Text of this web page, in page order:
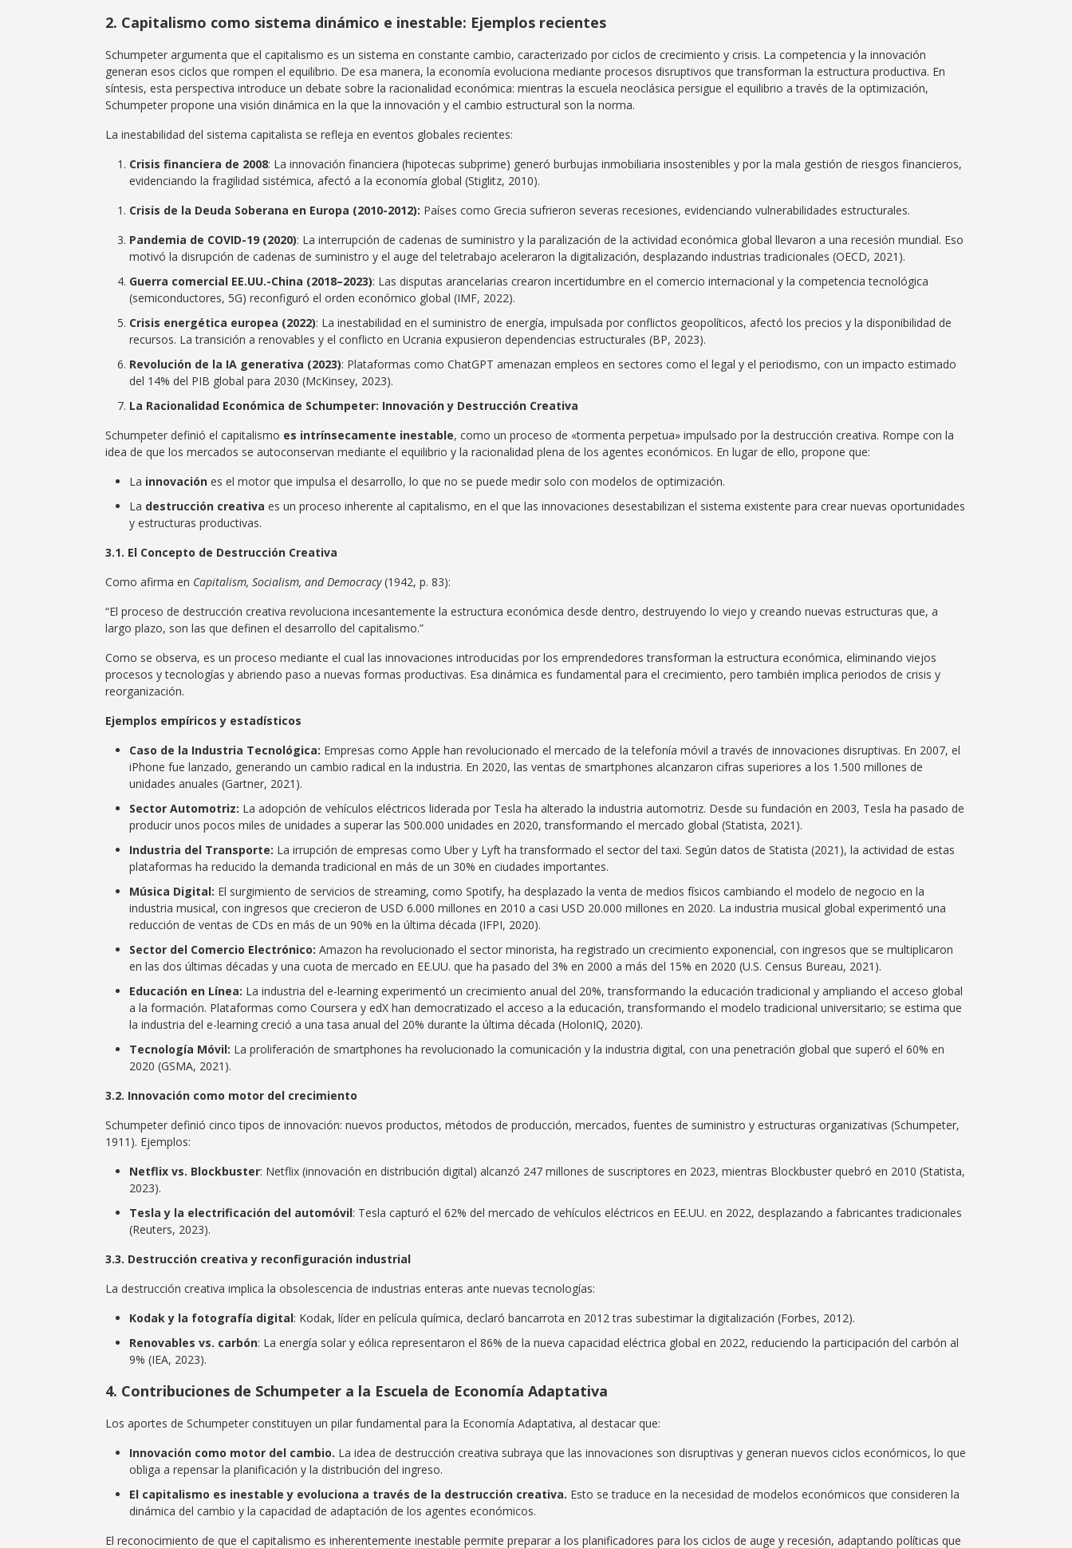
2. Capitalismo como sistema dinámico e inestable: Ejemplos recientes
Schumpeter argumenta que el capitalismo es un sistema en constante cambio, caracterizado por ciclos de crecimiento y crisis. La competencia y la innovación
generan esos ciclos que rompen el equilibrio. De esa manera, la economía evoluciona mediante procesos disruptivos que transforman la estructura productiva. En
síntesis, esta perspectiva introduce un debate sobre la racionalidad económica: mientras la escuela neoclásica persigue el equilibrio a través de la optimización,
Schumpeter propone una visión dinámica en la que la innovación y el cambio estructural son la norma.
La inestabilidad del sistema capitalista se refleja en eventos globales recientes:
Crisis financiera de 2008: La innovación financiera (hipotecas subprime) generó burbujas inmobiliaria insostenibles y por la mala gestión de riesgos financieros,
evidenciando la fragilidad sistémica, afectó a la economía global (Stiglitz, 2010).
Crisis de la Deuda Soberana en Europa (2010-2012): Países como Grecia sufrieron severas recesiones, evidenciando vulnerabilidades estructurales.
Pandemia de COVID-19 (2020): La interrupción de cadenas de suministro y la paralización de la actividad económica global llevaron a una recesión mundial. Eso
motivó la disrupción de cadenas de suministro y el auge del teletrabajo aceleraron la digitalización, desplazando industrias tradicionales (OECD, 2021).
Guerra comercial EE.UU.-China (2018–2023): Las disputas arancelarias crearon incertidumbre en el comercio internacional y la competencia tecnológica
(semiconductores, 5G) reconfiguró el orden económico global (IMF, 2022).
Crisis energética europea (2022): La inestabilidad en el suministro de energía, impulsada por conflictos geopolíticos, afectó los precios y la disponibilidad de
recursos. La transición a renovables y el conflicto en Ucrania expusieron dependencias estructurales (BP, 2023).
Revolución de la IA generativa (2023): Plataformas como ChatGPT amenazan empleos en sectores como el legal y el periodismo, con un impacto estimado
del 14% del PIB global para 2030 (McKinsey, 2023).
La Racionalidad Económica de Schumpeter: Innovación y Destrucción Creativa
Schumpeter definió el capitalismo es intrínsecamente inestable, como un proceso de «tormenta perpetua» impulsado por la destrucción creativa. Rompe con la
idea de que los mercados se autoconservan mediante el equilibrio y la racionalidad plena de los agentes económicos. En lugar de ello, propone que:
La innovación es el motor que impulsa el desarrollo, lo que no se puede medir solo con modelos de optimización.
La destrucción creativa es un proceso inherente al capitalismo, en el que las innovaciones desestabilizan el sistema existente para crear nuevas oportunidades
y estructuras productivas.
3.1. El Concepto de Destrucción Creativa
Como afirma en Capitalism, Socialism, and Democracy(1942, p. 83):
“El proceso de destrucción creativa revoluciona incesantemente la estructura económica desde dentro, destruyendo lo viejo y creando nuevas estructuras que, a
largo plazo, son las que definen el desarrollo del capitalismo.”
Como se observa, es un proceso mediante el cual las innovaciones introducidas por los emprendedores transforman la estructura económica, eliminando viejos
procesos y tecnologías y abriendo paso a nuevas formas productivas. Esa dinámica es fundamental para el crecimiento, pero también implica periodos de crisis y
reorganización.
Ejemplos empíricos y estadísticos
Caso de la Industria Tecnológica: Empresas como Apple han revolucionado el mercado de la telefonía móvil a través de innovaciones disruptivas. En 2007, el
iPhone fue lanzado, generando un cambio radical en la industria. En 2020, las ventas de smartphones alcanzaron cifras superiores a los 1.500 millones de
unidades anuales (Gartner, 2021).
Sector Automotriz: La adopción de vehículos eléctricos liderada por Tesla ha alterado la industria automotriz. Desde su fundación en 2003, Tesla ha pasado de
producir unos pocos miles de unidades a superar las 500.000 unidades en 2020, transformando el mercado global (Statista, 2021).
Industria del Transporte: La irrupción de empresas como Uber y Lyft ha transformado el sector del taxi. Según datos de Statista (2021), la actividad de estas
plataformas ha reducido la demanda tradicional en más de un 30% en ciudades importantes.
Música Digital: El surgimiento de servicios de streaming, como Spotify, ha desplazado la venta de medios físicos cambiando el modelo de negocio en la
industria musical, con ingresos que crecieron de USD 6.000 millones en 2010 a casi USD 20.000 millones en 2020. La industria musical global experimentó una
reducción de ventas de CDs en más de un 90% en la última década (IFPI, 2020).
Sector del Comercio Electrónico: Amazon ha revolucionado el sector minorista, ha registrado un crecimiento exponencial, con ingresos que se multiplicaron
en las dos últimas décadas y una cuota de mercado en EE.UU. que ha pasado del 3% en 2000 a más del 15% en 2020 (U.S. Census Bureau, 2021).
Educación en Línea: La industria del e-learning experimentó un crecimiento anual del 20%, transformando la educación tradicional y ampliando el acceso global
a la formación. Plataformas como Coursera y edX han democratizado el acceso a la educación, transformando el modelo tradicional universitario; se estima que
la industria del e-learning creció a una tasa anual del 20% durante la última década (HolonIQ, 2020).
Tecnología Móvil: La proliferación de smartphones ha revolucionado la comunicación y la industria digital, con una penetración global que superó el 60% en
2020 (GSMA, 2021).
3.2. Innovación como motor del crecimiento
Schumpeter definió cinco tipos de innovación: nuevos productos, métodos de producción, mercados, fuentes de suministro y estructuras organizativas (Schumpeter,
1911). Ejemplos:
Netflix vs. Blockbuster: Netflix (innovación en distribución digital) alcanzó 247 millones de suscriptores en 2023, mientras Blockbuster quebró en 2010 (Statista,
2023).
Tesla y la electrificación del automóvil: Tesla capturó el 62% del mercado de vehículos eléctricos en EE.UU. en 2022, desplazando a fabricantes tradicionales
(Reuters, 2023).
3.3. Destrucción creativa y reconfiguración industrial
La destrucción creativa implica la obsolescencia de industrias enteras ante nuevas tecnologías:
Kodak y la fotografía digital: Kodak, líder en película química, declaró bancarrota en 2012 tras subestimar la digitalización (Forbes, 2012).
Renovables vs. carbón: La energía solar y eólica representaron el 86% de la nueva capacidad eléctrica global en 2022, reduciendo la participación del carbón al
9% (IEA, 2023).
4. Contribuciones de Schumpeter a la Escuela de Economía Adaptativa
Los aportes de Schumpeter constituyen un pilar fundamental para la Economía Adaptativa, al destacar que:
Innovación como motor del cambio. La idea de destrucción creativa subraya que las innovaciones son disruptivas y generan nuevos ciclos económicos, lo que
obliga a repensar la planificación y la distribución del ingreso.
El capitalismo es inestable y evoluciona a través de la destrucción creativa. Esto se traduce en la necesidad de modelos económicos que consideren la
dinámica del cambio y la capacidad de adaptación de los agentes económicos.
El reconocimiento de que el capitalismo es inherentemente inestable permite preparar a los planificadores para los ciclos de auge y recesión, adaptando políticas que